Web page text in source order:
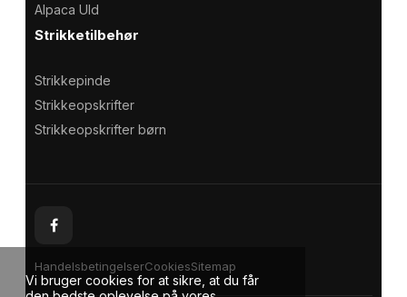
Vi bruger cookies for at sikre, at du får
Alpaca Uld
Strikketilbehør
Strikkepinde
Strikkeopskrifter
Strikkeopskrifter børn
HandelsbetingelserCookiesSitemap